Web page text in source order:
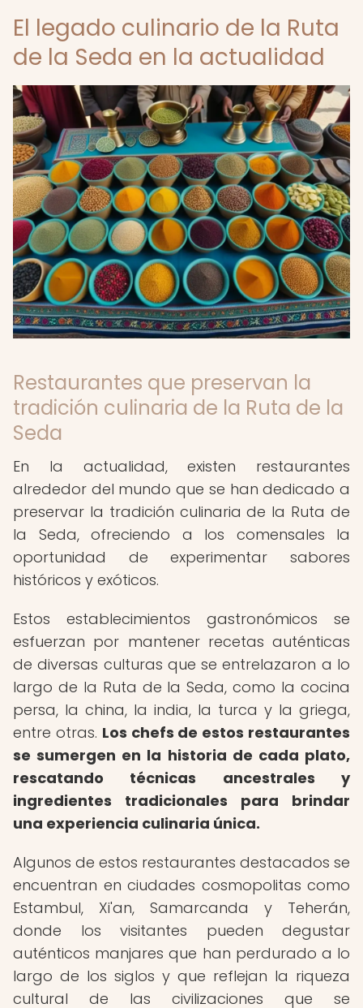
El legado culinario de la Ruta
de la Seda en la actualidad
Restaurantes que preservan la
tradición culinaria de la Ruta de la
Seda
En la actualidad, existen restaurantes
alrededor del mundo que se han dedicado a
preservar la tradición culinaria de la Ruta de
la Seda, ofreciendo a los comensales la
oportunidad de experimentar sabores
históricos y exóticos.
Estos establecimientos gastronómicos se
esfuerzan por mantener recetas auténticas
de diversas culturas que se entrelazaron a lo
largo de la Ruta de la Seda, como la cocina
persa, la china, la india, la turca y la griega,
entre otras. Los chefs de estos restaurantes
se sumergen en la historia de cada plato,
rescatando técnicas ancestrales y
ingredientes tradicionales para brindar
una experiencia culinaria única.
Algunos de estos restaurantes destacados se
encuentran en ciudades cosmopolitas como
Estambul, Xi'an, Samarcanda y Teherán,
donde los visitantes pueden degustar
auténticos manjares que han perdurado a lo
largo de los siglos y que reflejan la riqueza
cultural de las civilizaciones que se